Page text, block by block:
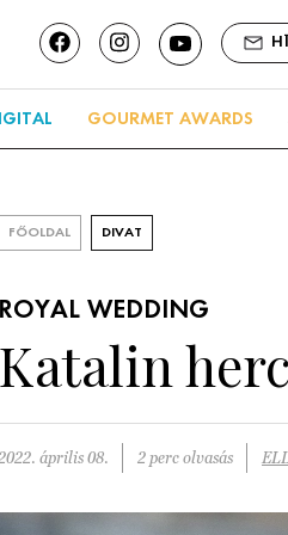
GOURMET AWARDS
FŐOLDAL DIVAT
ROYAL WEDDING
Katalin
április 08. 2 perc olvasás